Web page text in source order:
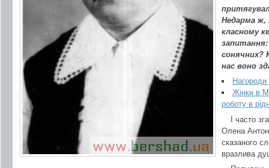
Недарма ж,
класному
сонячних?
нас воно
Нагороди
Жінки в
роботу в
І часто
Олена
сказаного
вразлива